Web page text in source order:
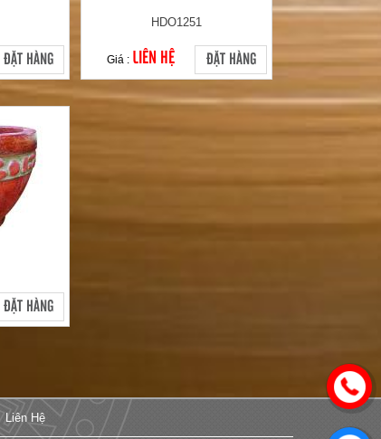
ĐẶT HÀNG
HDO1251
Giá : LIÊN HỆ ĐẶT HÀNG
ĐẶT HÀNG
Liên Hệ